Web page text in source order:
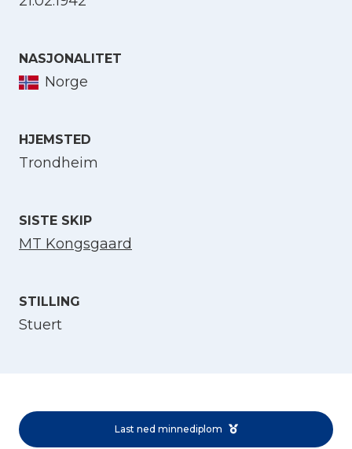
NASJONALITET
Norge
HJEMSTED
Trondheim
SISTE SKIP
MT Kongsgaard
STILLING
Stuert
Last ned minnediplom
English